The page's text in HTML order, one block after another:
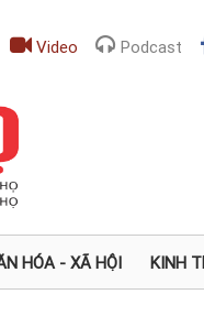
Video Podcast
HÓA - XÃ HỘI KINH